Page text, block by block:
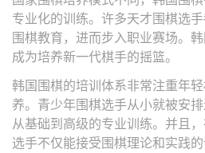
专业化的训练。许多天才围棋选
围棋教育，进而步入职业赛场。
成为培养新一代棋手的摇篮。
韩国围棋的培训体系非常注重年
养。青少年围棋选手从小就被安
从基础到高级的专业训练。并且
选手不仅能接受围棋理论和实践